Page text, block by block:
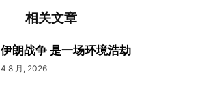
相关文章
伊朗战争 是一场环境浩劫
4 8 月, 2026